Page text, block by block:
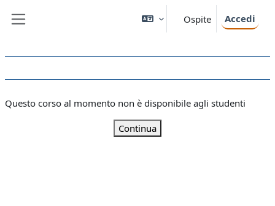
Ospite Accedi
Questo corso al momento non è disponibile agli studenti
Continua